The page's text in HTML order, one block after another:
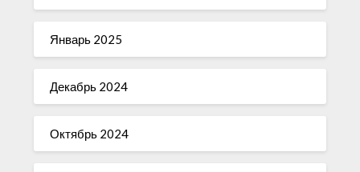
Январь 2025
Декабрь 2024
Октябрь 2024